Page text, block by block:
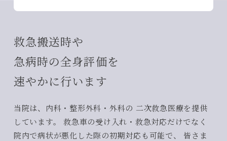
救急搬送時や
急病時の全身評価を
速やかに行います
当院は、内科・整形外科・外科の 二次救急医療を提供
しています。
救急車の受け入れ・救急対応だけでなく
院内で病状が悪化した際の初期対応も可能で、
皆さま